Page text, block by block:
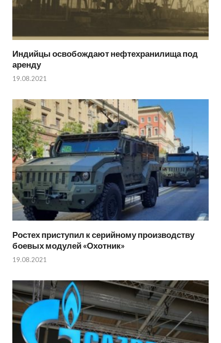
Индийцы освобождают нефтехранилища под
аренду
19.08.2021
Ростех приступил к серийному производству
боевых модулей «Охотник»
19.08.2021